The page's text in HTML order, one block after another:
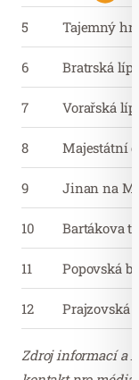
5 Tajemný
6 Bratrská
7 Vorařská lípa
8 Majestátní
9 Jinan na
10 Bartákova
11 Popovská
12 Prajzovská
Zdroj informací a